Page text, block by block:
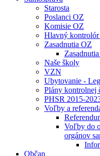
Starosta
Poslanci OZ
Komisie OZ
Hlavný kontrolór
Zasadnutia OZ
Naše školy
VZN
Ubytovanie -
Plány kontrolnej
PHSR 2015-
Voľby a
Voľby do
orgánov
Občan